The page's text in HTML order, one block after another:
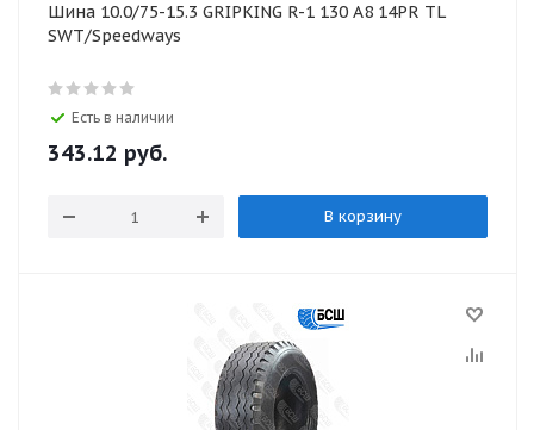
Шина 10.0/75-15.3 GRIPKING R-1 130 A8 14PR TL
SWT/Speedways
Есть в наличии
343.12 руб.
В корзину